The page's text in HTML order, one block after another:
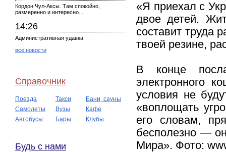
Кордон Чул-Аксы. Там спокойно,
размеренно и интересно...
14:26
Административная удавка
все новости
Справочник
Поезда Такси
Бани, сауны
Самолеты
Вузы
Кафе
Автобусы
Бары Клубы
Будь с нами
«Я приехал с
двое детей.
составит труда
твоей резине,
В конце
электронного
условия не
«воплощать
его словам,
бесполезно —
Мира». Фото: